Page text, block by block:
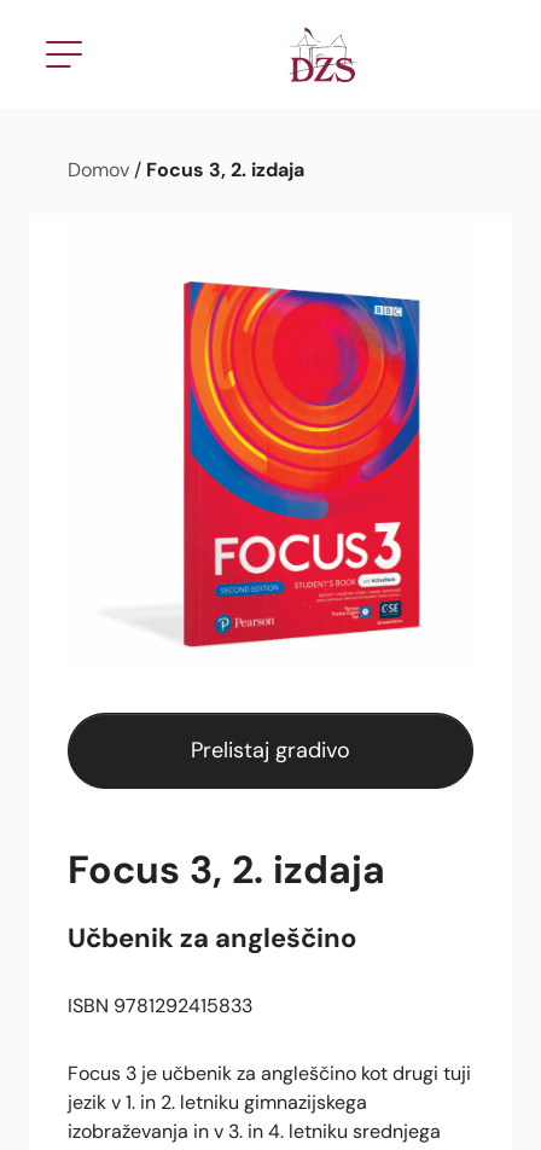
Domov / Focus 3, 2. izdaja
Prelistaj gradivo
Focus 3, 2. izdaja
Učbenik za angleščino
ISBN 9781292415833
Focus 3 je učbenik za angleščino kot drugi tuji
jezik v 1. in 2. letniku gimnazijskega
izobraževanja in v 3. in 4. letniku srednjega